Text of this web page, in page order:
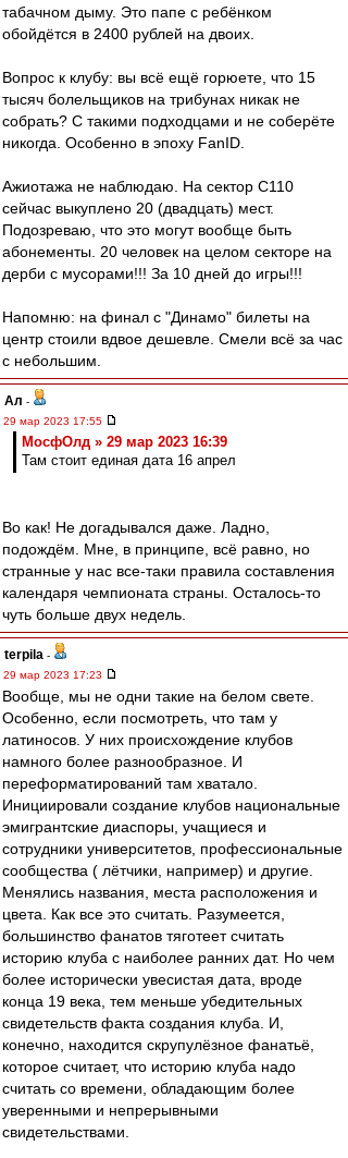
табачном дыму. Это папе с ребёнком
обойдётся в 2400 рублей на двоих.
Вопрос к клубу: вы всё ещё горюете, что 15
тысяч болельщиков на трибунах никак не
собрать? С такими подходцами и не соберёте
никогда. Особенно в эпоху FanID.
Ажиотажа не наблюдаю. На сектор С110
сейчас выкуплено 20 (двадцать) мест.
Подозреваю, что это могут вообще быть
абонементы. 20 человек на целом секторе на
дерби с мусорами!!! За 10 дней до игры!!!
Напомню: на финал с "Динамо" билеты на
центр стоили вдвое дешевле. Смели всё за час
с небольшим.
Ал -
29 мар 2023 17:55
МосфОлд » 29 мар 2023 16:39
Там стоит единая дата 16 апрел
Во как! Не догадывался даже. Ладно,
подождём. Мне, в принципе, всё равно, но
странные у нас все-таки правила составления
календаря чемпионата страны. Осталось-то
чуть больше двух недель.
terpila -
29 мар 2023 17:23
Вообще, мы не одни такие на белом свете.
Особенно, если посмотреть, что там у
латиносов. У них происхождение клубов
намного более разнообразное. И
переформатирований там хватало.
Инициировали создание клубов национальные
эмигрантские диаспоры, учащиеся и
сотрудники университетов, профессиональные
сообщества ( лётчики, например) и другие.
Менялись названия, места расположения и
цвета. Как все это считать. Разумеется,
большинство фанатов тяготеет считать
историю клуба с наиболее ранних дат. Но чем
более исторически увесистая дата, вроде
конца 19 века, тем меньше убедительных
свидетельств факта создания клуба. И,
конечно, находится скрупулёзное фанатьё,
которое считает, что историю клуба надо
считать со времени, обладающим более
уверенными и непрерывными
свидетельствами.